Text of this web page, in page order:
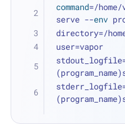
command=/
serve --env
directory=/
user=vapor